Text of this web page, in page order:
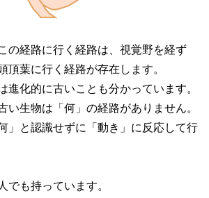
の経路に行く経路は、視覚野を経ず
頂葉に行く経路が存在します。
進化的に古いことも分かっています。
い生物は「何」の経路がありません。
」と認識せずに「動き」に反応して行
でも持っています。